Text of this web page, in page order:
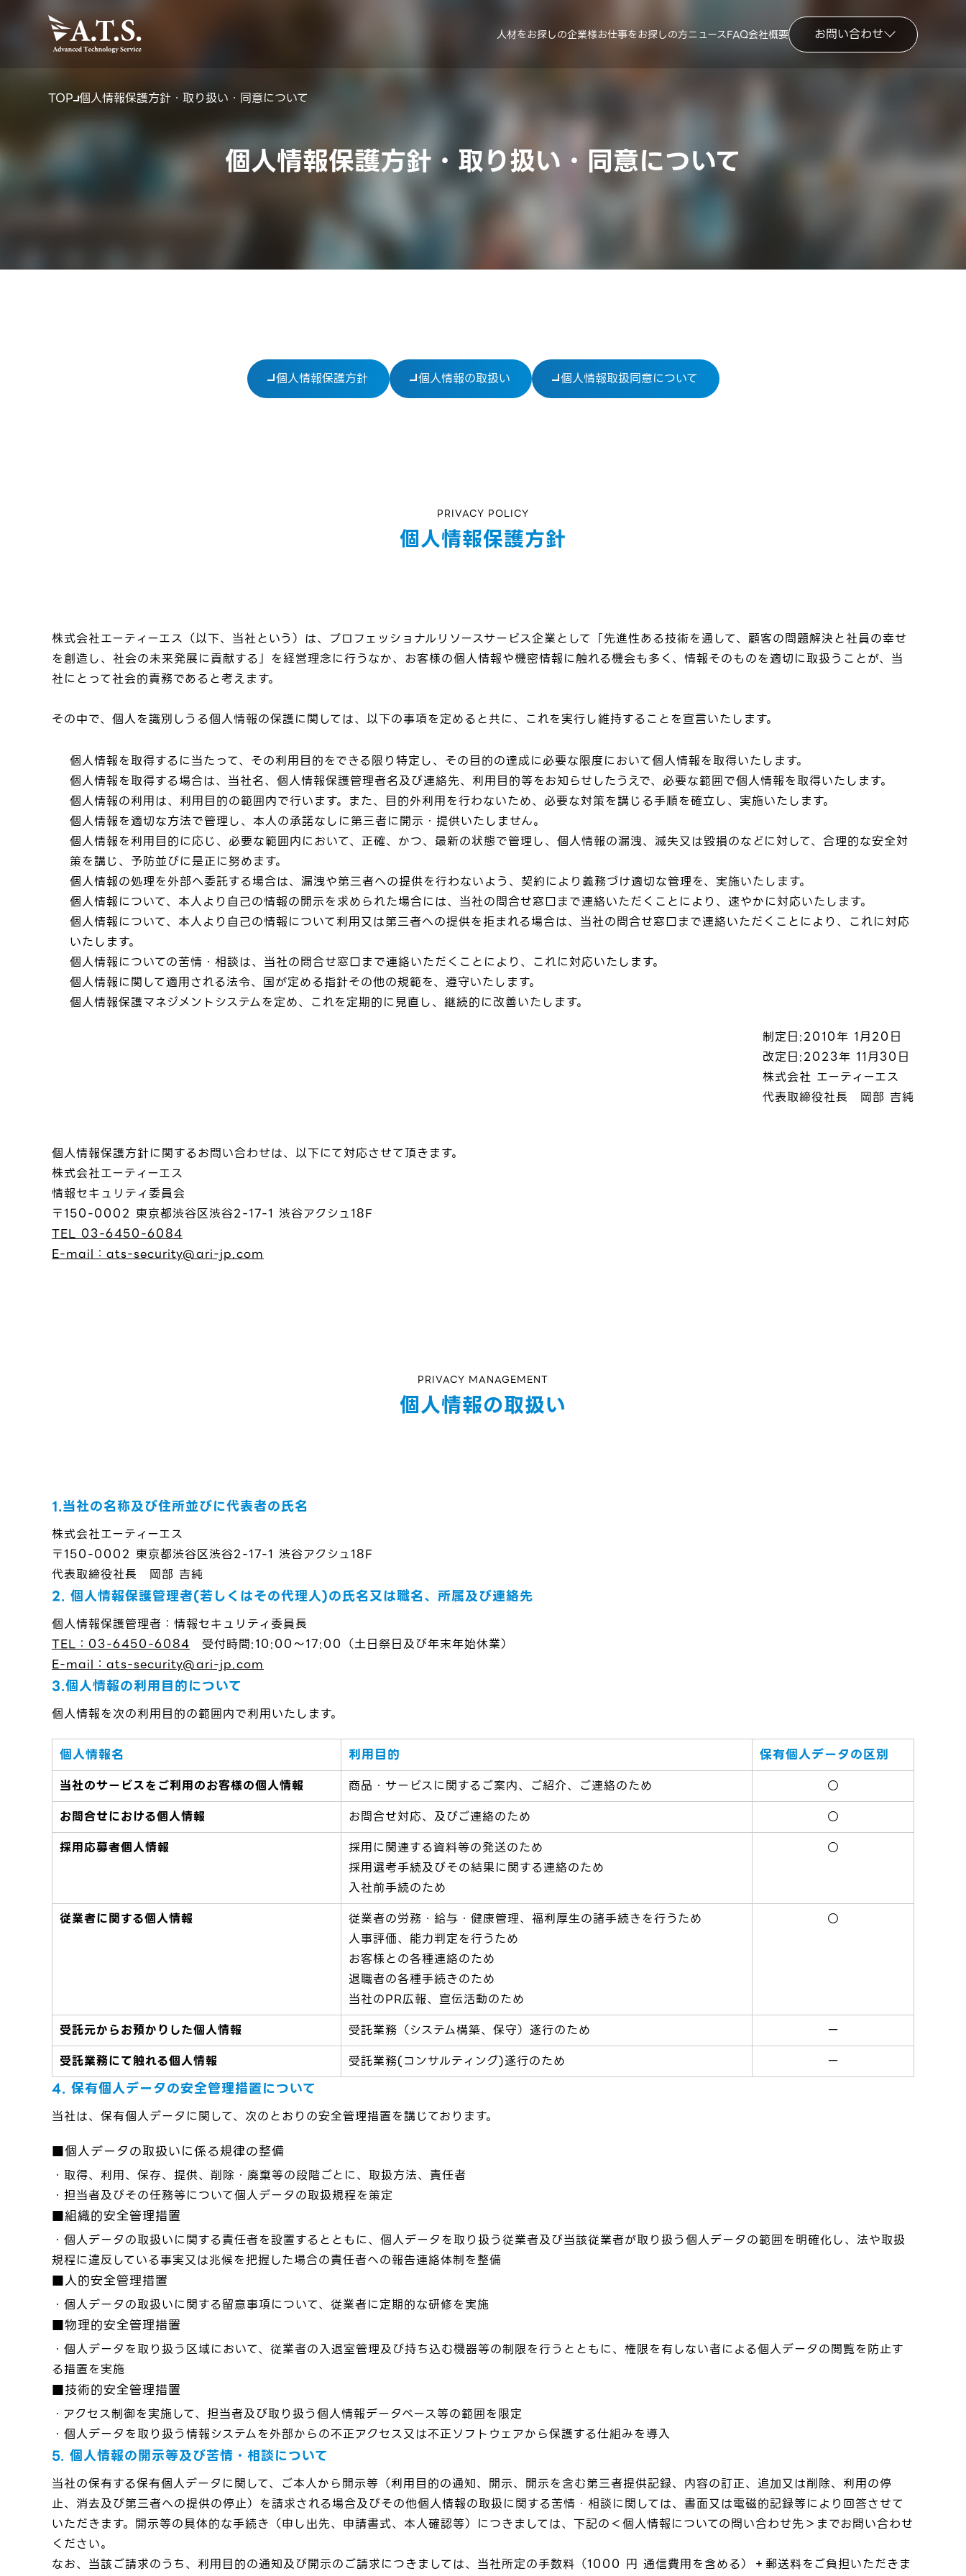
人材をお探しの企業様お仕事をお探しの方ニュースFAQ会社概要 お問い合わせ
個人情報保護方針・ 取り扱い・同意について
TOP 個人情報保護方針・取り扱い・同意について
個人情報保護方針 個人情報の取扱い 個人情報取扱同意について
PRIVACY POLICY
個人情報保護方針
株式会社エーティーエス（以下、当社という）は、プロフェッショナルリソースサービス企業として「先進性ある技術を通して、顧客の問題解決と社員の幸せ
を創造し、社会の未来発展に貢献する」を経営理念に行うなか、お客様の個人情報や機密情報に触れる機会も多く、情報そのものを適切に取扱うことが、当
社にとって社会的責務であると考えます。
その中で、個人を識別しうる個人情報の保護に関しては、以下の事項を定めると共に、これを実行し維持することを宣言いたします。
個人情報を取得するに当たって、その利用目的をできる限り特定し、その目的の達成に必要な限度において個人情報を取得いたします。
個人情報を取得する場合は、当社名、個人情報保護管理者名及び連絡先、利用目的等をお知らせしたうえで、必要な範囲で個人情報を取得いたします。
個人情報の利用は、利用目的の範囲内で行います。また、目的外利用を行わないため、必要な対策を講じる手順を確立し、実施いたします。
個人情報を適切な方法で管理し、本人の承諾なしに第三者に開示・提供いたしません。
個人情報を利用目的に応じ、必要な範囲内において、正確、かつ、最新の状態で管理し、個人情報の漏洩、滅失又は毀損のなどに対して、合理的な安全対
策を講じ、予防並びに是正に努めます。
個人情報の処理を外部へ委託する場合は、漏洩や第三者への提供を行わないよう、契約により義務づけ適切な管理を、実施いたします。
個人情報について、本人より自己の情報の開示を求められた場合には、当社の問合せ窓口まで連絡いただくことにより、速やかに対応いたします。
個人情報について、本人より自己の情報について利用又は第三者への提供を拒まれる場合は、当社の問合せ窓口まで連絡いただくことにより、これに対応
いたします。
個人情報についての苦情・相談は、当社の問合せ窓口まで連絡いただくことにより、これに対応いたします。
個人情報に関して適用される法令、国が定める指針その他の規範を、遵守いたします。
個人情報保護マネジメントシステムを定め、これを定期的に見直し、継続的に改善いたします。
制定日:2010年 1月20日
改定日:2023年 11月30日
株式会社 エーティーエス
代表取締役社長 岡部 吉純
個人情報保護方針に関するお問い合わせは、以下にて対応させて頂きます。
株式会社エーティーエス
情報セキュリティ委員会
〒150-0002 東京都渋谷区渋谷2-17-1 渋谷アクシュ18F
TEL 03-6450-6084
E-mail：ats-security@ari-jp.com
PRIVACY MANAGEMENT
個人情報の取扱い
1.当社の名称及び住所並びに代表者の氏名
株式会社エーティーエス
〒150-0002 東京都渋谷区渋谷2-17-1 渋谷アクシュ18F
代表取締役社長 岡部 吉純
2. 個人情報保護管理者(若しくはその代理人)の氏名又は職名、所属及び連絡先
個人情報保護管理者：情報セキュリティ委員長
TEL：03-6450-6084 受付時間:10:00～17:00（土日祭日及び年末年始休業）
E-mail：ats-security@ari-jp.com
3.個人情報の利用目的について
個人情報を次の利用目的の範囲内で利用いたします。
個人情報名 利用目的 保有個人データの区別
当社のサービスをご利用のお客様の個人情報 商品・サービスに関するご案内、ご紹介、ご連絡のため
○
お問合せにおける個人情報
お問合せ対応、及びご連絡のため
○
採用応募者個人情報
採用に関連する資料等の発送のため
採用選考手続及びその結果に関する連絡のため
入社前手続のため
○
従業者に関する個人情報
従業者の労務・給与・健康管理、福利厚生の諸手続きを行うため
人事評価、能力判定を行うため
お客様との各種連絡のため
退職者の各種手続きのため
当社のPR広報、宣伝活動のため
○
受託元からお預かりした個人情報 受託業務（システム構築、保守）遂行のため
ー
受託業務にて触れる個人情報
受託業務(コンサルティング)遂行のため ー
4. 保有個人データの安全管理措置について
当社は、保有個人データに関して、次のとおりの安全管理措置を講じております。
■個人データの取扱いに係る規律の整備
・取得、利用、保存、提供、削除・廃棄等の段階ごとに、取扱方法、責任者
・担当者及びその任務等について個人データの取扱規程を策定
■組織的安全管理措置
・個人データの取扱いに関する責任者を設置するとともに、個人データを取り扱う従業者及び当該従業者が取り扱う個人データの範囲を明確化し、法や取扱
規程に違反している事実又は兆候を把握した場合の責任者への報告連絡体制を整備
■人的安全管理措置
・個人データの取扱いに関する留意事項について、従業者に定期的な研修を実施
■物理的安全管理措置
・個人データを取り扱う区域において、従業者の入退室管理及び持ち込む機器等の制限を行うとともに、権限を有しない者による個人データの閲覧を防止す
る措置を実施
■技術的安全管理措置
・アクセス制御を実施して、担当者及び取り扱う個人情報データベース等の範囲を限定
・個人データを取り扱う情報システムを外部からの不正アクセス又は不正ソフトウェアから保護する仕組みを導入
5. 個人情報の開示等及び苦情・相談について
当社の保有する保有個人データに関して、ご本人から開示等（利用目的の通知、開示、開示を含む第三者提供記録、内容の訂正、追加又は削除、利用の停
止、消去及び第三者への提供の停止）を請求される場合及びその他個人情報の取扱に関する苦情・相談に関しては、書面又は電磁的記録等により回答させて
いただきます。開示等の具体的な手続き（申し出先、申請書式、本人確認等）につきましては、下記の＜個人情報についての問い合わせ先＞までお問い合わせ
ください。
なお、当該ご請求のうち、利用目的の通知及び開示のご請求につきましては、当社所定の手数料（1000 円 通信費用を含める）＋郵送料をご負担いただきま